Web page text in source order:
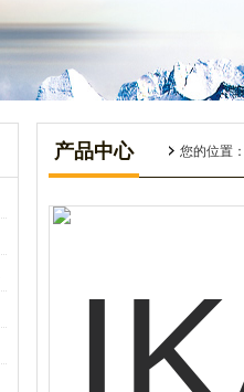
产品中心 您的位置